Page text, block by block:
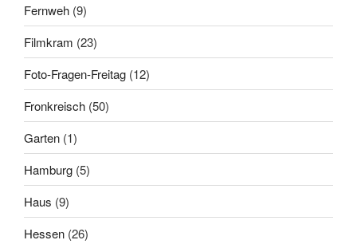
Fernweh (9)
Filmkram (23)
Foto-Fragen-Freitag (12)
Fronkreisch (50)
Garten (1)
Hamburg (5)
Haus (9)
Hessen (26)